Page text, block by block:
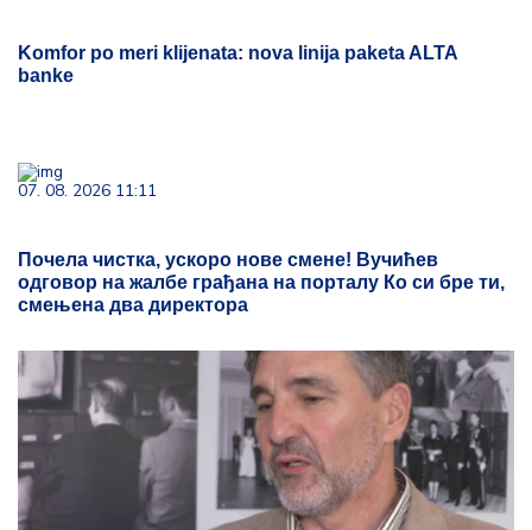
Komfor po meri klijenata: nova linija paketa ALTA
banke
07. 08. 2026 11:11
Почела чистка, ускоро нове смене! Вучићев
одговор на жалбе грађана на порталу Ко си бре ти,
смењена два директора